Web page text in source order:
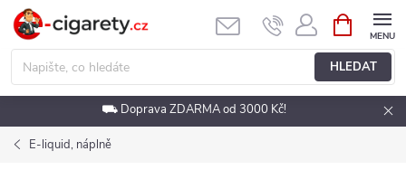
Přejít
obsah
HLEDAT
NÁKUPNÍ
KOŠÍK
⛟ Doprava ZDARMA od 3000 Kč!
E-liquid, náplně